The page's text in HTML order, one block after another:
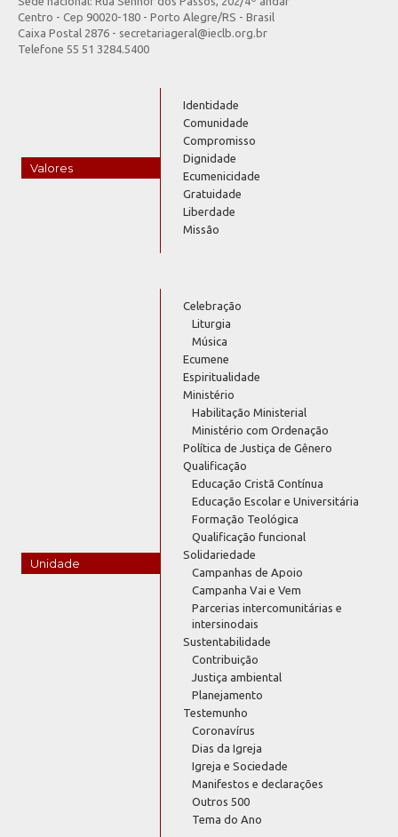
Centro - Cep 90020-180 - Porto Alegre/RS - Brasil
Caixa Postal 2876 - secretariageral@ieclb.org.br
Telefone 55 51 3284.5400
Valores
Identidade
Comunidade
Compromisso
Dignidade
Ecumenicidade
Gratuidade
Liberdade
Missão
Unidade
Celebração
Liturgia
Música
Ecumene
Espiritualidade
Ministério
Habilitação Ministerial
Ministério com Ordenação
Política de Justiça de Gênero
Qualificação
Educação Cristã Contínua
Educação Escolar e Universitária
Formação Teológica
Qualificação funcional
Solidariedade
Campanhas de Apoio
Campanha Vai e Vem
Parcerias intercomunitárias e
intersinodais
Sustentabilidade
Contribuição
Justiça ambiental
Planejamento
Testemunho
Coronavírus
Dias da Igreja
Igreja e Sociedade
Manifestos e declarações
Outros 500
Tema do Ano